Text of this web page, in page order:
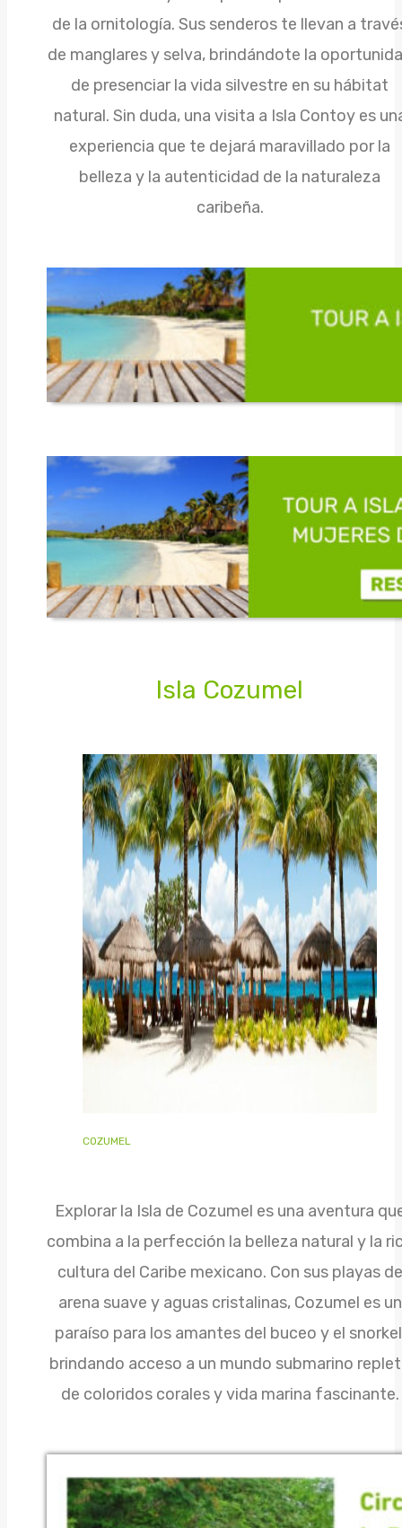
de la ornitología. Sus senderos te llevan a
de manglares y selva, brindándote la
de presenciar la vida silvestre en su hábitat
natural. Sin duda, una visita a Isla Contoy es
experiencia que te dejará maravillado por la
belleza y la autenticidad de la naturaleza
caribeña.
Isla Cozumel
COZUMEL
Explorar la Isla de Cozumel es una aventura
combina a la perfección la belleza natural y la
cultura del Caribe mexicano. Con sus playas de
arena suave y aguas cristalinas, Cozumel es un
paraíso para los amantes del buceo y el
brindando acceso a un mundo submarino
de coloridos corales y vida marina fascinante.